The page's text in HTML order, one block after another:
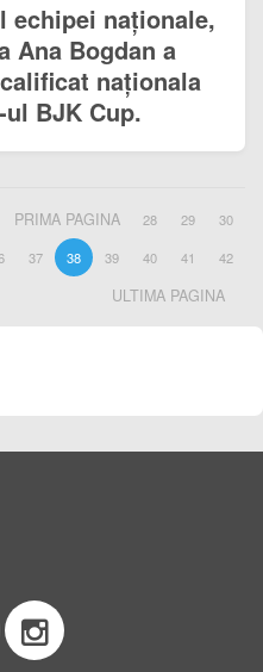
echipei naționale,
Ana Bogdan a
naționala
BJK Cup.
PRIMA PAGINA 28 29
30
37 38 39 40 41 42
ULTIMA PAGINA